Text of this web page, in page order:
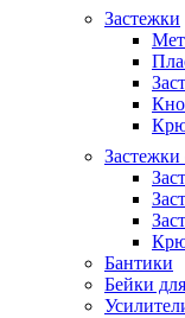
Застежки
Бантики
Бейки